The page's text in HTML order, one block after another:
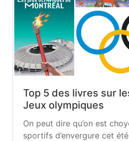
Top 5 des livres sur
Jeux olympiques
On peut dire qu’on est
sportifs d’envergure cet